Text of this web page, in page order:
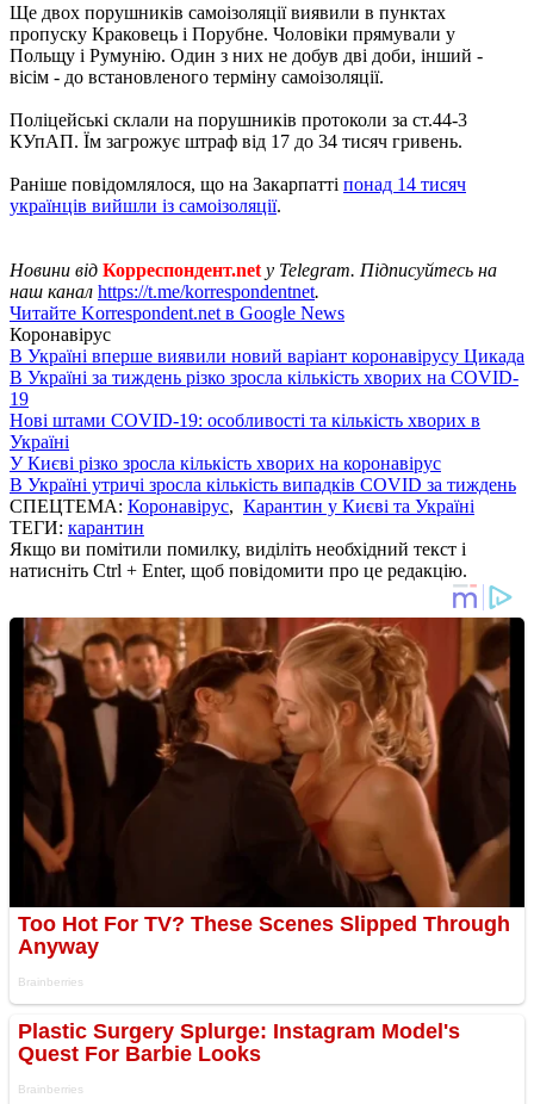
Ще двох порушників самоізоляції виявили в пунктах
пропуску Краковець і Порубне. Чоловіки прямували у
Польщу і Румунію. Один з них не добув дві доби, інший -
вісім - до встановленого терміну самоізоляції.
Поліцейські склали на порушників протоколи за ст.44-3
КУпАП. Їм загрожує штраф від 17 до 34 тисяч гривень.
Раніше повідомлялося, що на Закарпатті понад 14 тисяч
українців вийшли із самоізоляції.
Новини від Корреспондент.net у Telegram. Підписуйтесь на
наш канал https://t.me/korrespondentnet.
Читайте Korrespondent.net в Google News
Коронавірус
В Україні вперше виявили новий варіант коронавірусу Цикада
В Україні за тиждень різко зросла кількість хворих на COVID-
19
Нові штами COVID-19: особливості та кількість хворих в
Україні
У Києві різко зросла кількість хворих на коронавірус
В Україні утричі зросла кількість випадків COVID за тиждень
СПЕЦТЕМА: Коронавірус, Карантин у Києві та Україні
ТЕГИ: карантин
Якщо ви помітили помилку, виділіть необхідний текст і
натисніть Ctrl + Enter, щоб повідомити про це редакцію.